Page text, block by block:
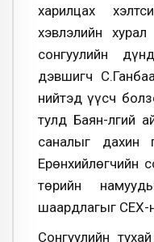
харилцах
хэвлэлийн
сонгуулийн
дэвшигч
нийтэд үүсч
тулд Баян-Өлгий
саналыг дахин
Ерөнхийлөгчийн
төрийн
шаардлагыг СЕХ-
Сонгуулийн